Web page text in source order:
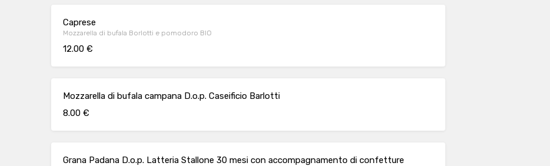
Caprese
Mozzarella di bufala Borlotti e pomodoro BIO
12.00 €
Mozzarella di bufala campana D.o.p. Caseificio Barlotti
8.00 €
Grana Padana D.o.p. Latteria Stallone 30 mesi con accompagnamento di confetture